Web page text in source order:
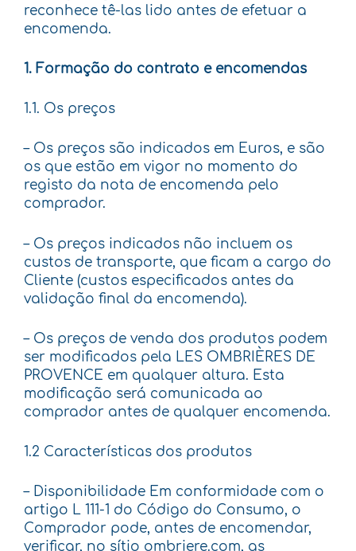
reconhece tê-las lido antes de efetuar a
encomenda.
1. Formação do contrato e encomendas
1.1. Os preços
– Os preços são indicados em Euros, e são
os que estão em vigor no momento do
registo da nota de encomenda pelo
comprador.
– Os preços indicados não incluem os
custos de transporte, que ficam a cargo do
Cliente (custos especificados antes da
validação final da encomenda).
– Os preços de venda dos produtos podem
ser modificados pela LES OMBRIÈRES DE
PROVENCE em qualquer altura. Esta
modificação será comunicada ao
comprador antes de qualquer encomenda.
1.2 Características dos produtos
– Disponibilidade Em conformidade com o
artigo L 111-1 do Código do Consumo, o
Comprador pode, antes de encomendar,
verificar, no sítio ombriere.com, as